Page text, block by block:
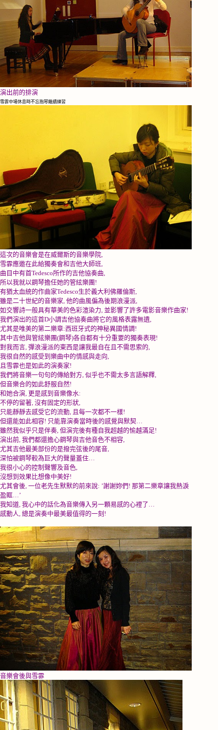
演出前的排演
雪霏中場休息時不忘抱琴繼續練習
這次的音樂會是在威爾斯的音樂學院,
雪霏應邀在此給獨奏會和吉他大師班,
曲目中有首Tedesco所作的吉他協奏曲,
所以我就以鋼琴擔任她的管絃樂團 !
有猶太血統的作曲家Tedesco生於義大利佛羅倫斯,
雖是二十世紀的音樂家, 他的曲風偏為後期浪漫派,
如交響詩一般具有華美的色彩渲染力, 並影響了許多電影音樂作曲家!
我們演出的這首D小調吉他協奏曲將它的風格表露無遺,
尤其是唯美的第二樂章:西班牙式的神秘異國情調!
其中吉他與管絃樂團(鋼琴)各自都有十分重要的獨奏表現!
對我而言, 彈浪漫派的東西是讓我最自在且不需思索的,
我很自然的感受到樂曲中的情感與走向,
且雪霏也是如此的演奏家!
我們將音樂一句句的傳給對方, 似乎也不需太多言語解釋,
但音樂合的如此舒服自然!
和她合演, 更是感到音樂像水:
不停的留著, 沒有固定的形狀,
只能靜靜去感受它的流動, 且每一次都不一樣!
但還能如此相容! 只能靠演奏當時後的感覺與默契…
雖然我似乎只是伴奏, 但演完後有種自我超越的愉越滿足!
演出前, 我們都還擔心鋼琴與吉他音色不相容,
尤其吉他最美部份的是撥完弦後的尾音,
深怕被鋼琴較為巨大的聲量蓋住…
我很小心的控制聲響及音色,
沒想到效果比想像中美好!
尤其會後, 一位老先生默默的前來說: ’謝謝妳們! 那第二樂章讓我熱淚
盈眶…’
我知道, 我心中的話化為音樂傳入另一顆易感的心裡了…
感動人, 總是演奏中最美最值得的一刻 !
音樂會後與雪霏